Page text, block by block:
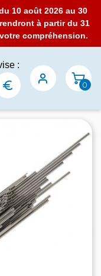
10 août 2026 au 30
à partir du 31
compréhension.
:
0